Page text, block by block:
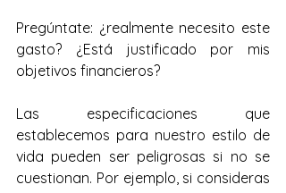
Pregúntate: ¿realmente necesito este
gasto? ¿Está justificado por mis
objetivos financieros?
Las especificaciones que
establecemos para nuestro estilo de
vida pueden ser peligrosas si no se
cuestionan. Por ejemplo, si consideras